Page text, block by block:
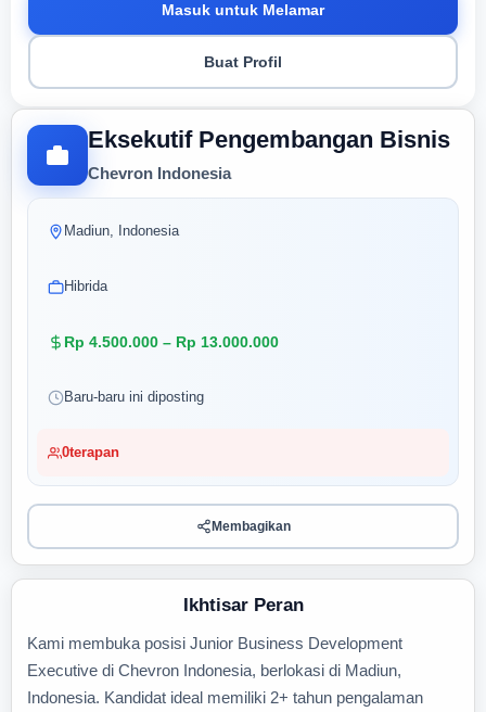
Eksekutif Pengembangan Bisnis
Chevron Indonesia
Madiun, Indonesia
Hibrida
Rp 4.500.000 – Rp 13.000.000
Baru-baru ini diposting
0terapan
Membagikan
Ikhtisar Peran
Kami membuka posisi Junior Business Development
Executive di Chevron Indonesia, berlokasi di Madiun,
Indonesia. Kandidat ideal memiliki 2+ tahun pengalaman
Masuk untuk Melamar
Buat Profil